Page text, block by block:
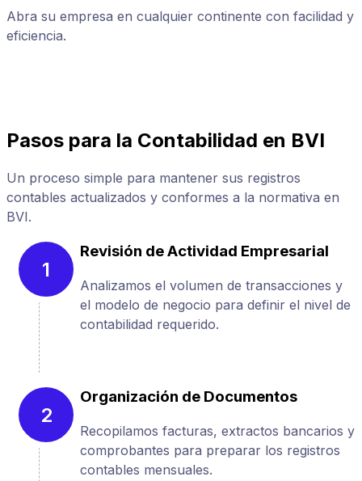
Abra su empresa en cualquier continente con facilidad y
eficiencia.
Pasos para la Contabilidad en BVI
Un proceso simple para mantener sus registros
contables actualizados y conformes a la normativa en
BVI.
1
Revisión de Actividad Empresarial
Analizamos el volumen de transacciones y
el modelo de negocio para definir el nivel de
contabilidad requerido.
2
Organización de Documentos
Recopilamos facturas, extractos bancarios y
comprobantes para preparar los registros
contables mensuales.